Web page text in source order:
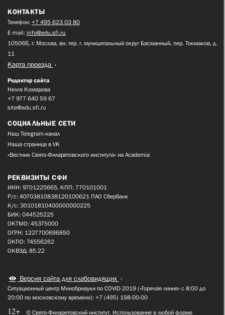
КОНТАКТЫ
Телефон: +7 495 623 03 80
E-mail: info@edu.sfi.ru
105066, г. Москва, вн. тер. г. муниципальный округ Басманный, пер. Токмаков, д.
11
Карта проезда
Редактор сайта
Нелля Комарова
+7 977 640 59 67
site@edu.sfi.ru
СОЦИАЛЬНЫЕ СЕТИ
Наш Telegram-канал
Наша страница в VK
«Вестник Свято-Филаретовского института» на Academia
РЕКВИЗИТЫ СФИ
ИНН: 9701225665, КПП: 770101001
Р/с: 40703810838120100621 ПАО Сбербанк
К/с: 30101810400000000225
БИК: 044525225
ОКТМО: 45375000
ОГРН: 1227700696850
ОКПО: 74556262
ОКВЭД: 85.22
Версия сайта для слабовидящих
Ситуационный центр Минобрнауки по COVID-2019 («Горячая линия» с 8:00 до
20:00 по московскому времени): +7 (495) 198-00-00
12+ © Свято-Филаретовский институт. Использование в любой форме